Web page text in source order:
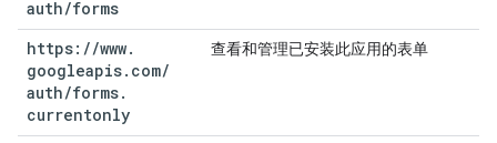
auth/forms
https: //www.
googleapis. com/
auth/forms.
currentonly
查看和管理已安装此应用的表单